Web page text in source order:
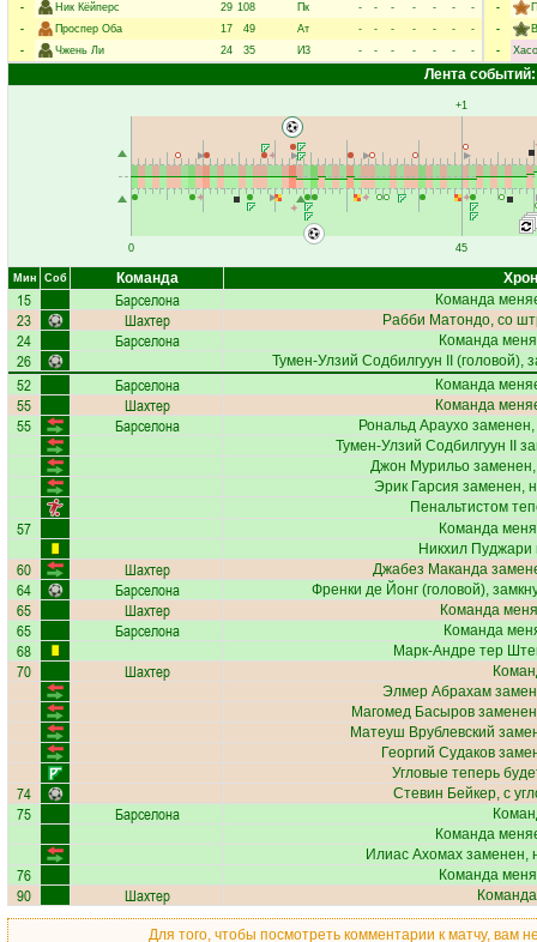
-
Ник Кёйперс 29 108 Пк - - - - - -
-
-
Проспер Оба 17 49 Ат - - - - - -
-
-
Чжень Ли 24 35 И3 - - - - - - -
-
-
-
Лента событий:
0
+1
45
Мин Соб Команда
15 Барселона Команда
23 Шахтер Рабби Матондо, со
24 Барселона Команда
26 Тумен-Улзий Содбилгуун II (головой),
52 Барселона Команда
55 Шахтер Команда
55 Барселона Рональд Араухо
Тумен-Улзий Содбилгуун II
Джон Мурильо
Эрик Гарсия заменен,
Пенальтистом
57
Команда
Никхил Пуджари
60 Шахтер Джабез Маканда
64 Барселона Френки де Йонг(головой),
65 Шахтер Команда
65 Барселона Команда
68 Марк-Андре тер
70 Шахтер
Элмер Абрахам
Магомед Басыров
Матеуш Врублевский
Георгий Судаков
Угловые теперь
74 Стевин Бейкер, с
75 Барселона
Команда
Илиас Ахомах заменен,
76 Команда
90 Шахтер
Для того, чтобы посмотреть комментарии к матчу, вам